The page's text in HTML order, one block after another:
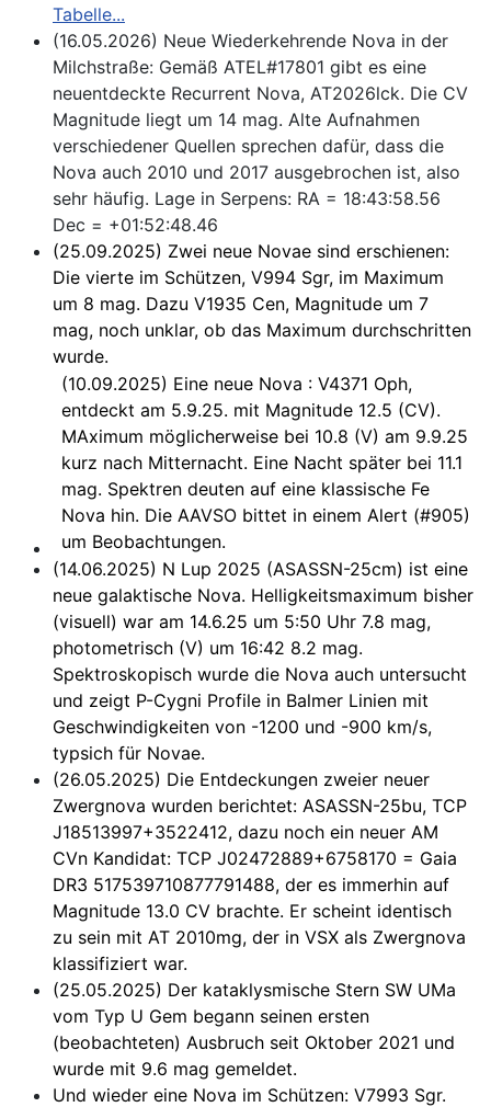
Tabelle...
(16.05.2026) Neue Wiederkehrende Nova in der
Milchstraße: Gemäß ATEL#17801 gibt es eine
neuentdeckte Recurrent Nova, AT2026lck. Die CV
Magnitude liegt um 14 mag. Alte Aufnahmen
verschiedener Quellen sprechen dafür, dass die
Nova auch 2010 und 2017 ausgebrochen ist, also
sehr häufig. Lage in Serpens: RA = 18:43:58.56
Dec = +01:52:48.46
(25.09.2025) Zwei neue Novae sind erschienen:
Die vierte im Schützen, V994 Sgr, im Maximum
um 8 mag. Dazu V1935 Cen, Magnitude um 7
mag, noch unklar, ob das Maximum durchschritten
wurde.
(10.09.2025) Eine neue Nova : V4371 Oph,
entdeckt am 5.9.25. mit Magnitude 12.5 (CV).
MAximum möglicherweise bei 10.8 (V) am 9.9.25
kurz nach Mitternacht. Eine Nacht später bei 11.1
mag. Spektren deuten auf eine klassische Fe
Nova hin. Die AAVSO bittet in einem Alert (#905)
um Beobachtungen.
(14.06.2025) N Lup 2025 (ASASSN-25cm) ist eine
neue galaktische Nova. Helligkeitsmaximum bisher
(visuell) war am 14.6.25 um 5:50 Uhr 7.8 mag,
photometrisch (V) um 16:42 8.2 mag.
Spektroskopisch wurde die Nova auch untersucht
und zeigt P-Cygni Profile in Balmer Linien mit
Geschwindigkeiten von -1200 und -900 km/s,
typsich für Novae.
(26.05.2025) Die Entdeckungen zweier neuer
Zwergnova wurden berichtet: ASASSN-25bu, TCP
J18513997+3522412, dazu noch ein neuer AM
CVn Kandidat: TCP J02472889+6758170 = Gaia
DR3 517539710877791488, der es immerhin auf
Magnitude 13.0 CV brachte. Er scheint identisch
zu sein mit AT 2010mg, der in VSX als Zwergnova
klassifiziert war.
(25.05.2025) Der kataklysmische Stern SW UMa
vom Typ U Gem begann seinen ersten
(beobachteten) Ausbruch seit Oktober 2021 und
wurde mit 9.6 mag gemeldet.
Und wieder eine Nova im Schützen: V7993 Sgr.